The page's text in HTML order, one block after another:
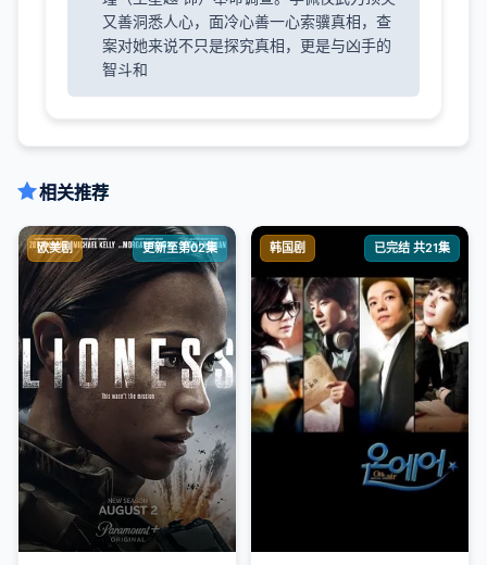
又善洞悉人心，面冷心善一心索骥真相，查
案对她来说不只是探究真相，更是与凶手的
智斗和
相关推荐
欧美剧 更新至第02集 韩国剧 已完结 共21集